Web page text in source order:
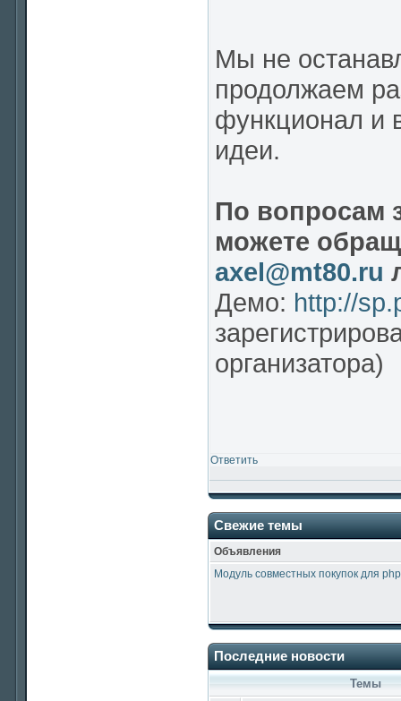
Мы не
продолжаем
функционал и
идеи.
По вопросам
можете
axel@mt80.ru
Демо: http://
организатора)
Ответить
Свежие темы
Объявления
Модуль совместных покупок для
Последние новости
Темы